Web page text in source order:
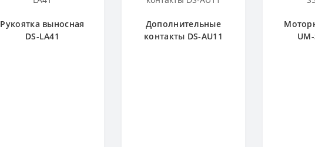
Рукоятка выносная
DS-LA41
Дополнительные
контакты DS-AU11